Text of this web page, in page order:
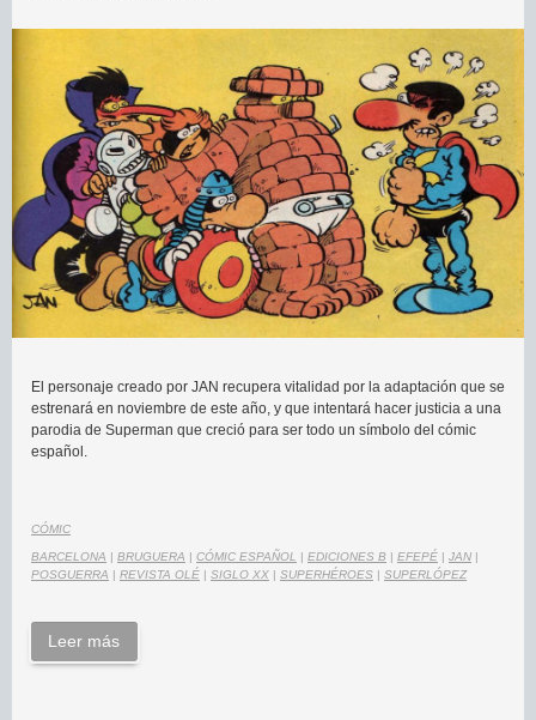
El personaje creado por JAN recupera vitalidad por la adaptación que se
estrenará en noviembre de este año, y que intentará hacer justicia a una
parodia de Superman que creció para ser todo un símbolo del cómic
español.
CÓMIC
BARCELONA BRUGUERA CÓMIC ESPAÑOL EDICIONES B EFEPÉ JAN
POSGUERRA
REVISTA OLÉ SIGLO XX SUPERHÉROES SUPERLÓPEZ
Leer más